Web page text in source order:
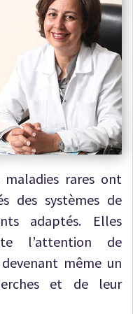
rares ont
des systèmes de
adaptés. Elles
l’attention de
même un
et de leur